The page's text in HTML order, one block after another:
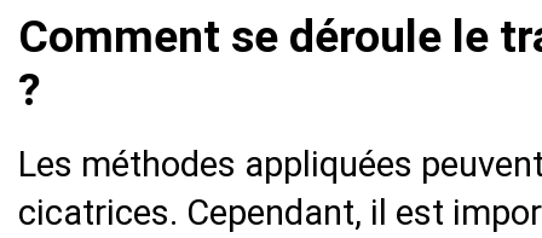
Comment se déroule le
?
Les méthodes appliquées
cicatrices. Cependant, il est